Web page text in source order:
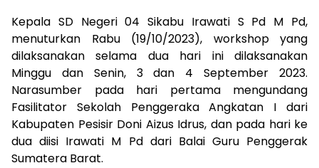
Kepala SD Negeri 04 Sikabu Irawati S Pd M Pd,
menuturkan Rabu (19/10/2023), workshop yang
dilaksanakan selama dua hari ini dilaksanakan
Minggu dan Senin, 3 dan 4 September 2023.
Narasumber pada hari pertama mengundang
Fasilitator Sekolah Penggeraka Angkatan I dari
Kabupaten Pesisir Doni Aizus Idrus, dan pada hari ke
dua diisi Irawati M Pd dari Balai Guru Penggerak
Sumatera Barat.